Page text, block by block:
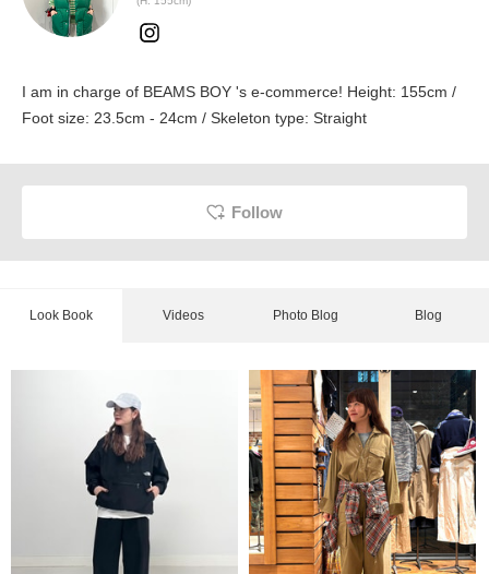
I am in charge of BEAMS BOY 's e-commerce! Height: 155cm /
Foot size: 23.5cm - 24cm / Skeleton type: Straight
Follow
Look Book Videos Photo Blog Blog